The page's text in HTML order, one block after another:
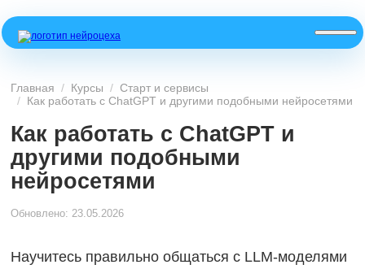
Главная Курсы
Старт и сервисы
Как работать с ChatGPT и другими подобными нейросетями
Как работать с ChatGPT и
другими подобными
нейросетями
Обновлено: 23.05.2026
Научитесь правильно общаться с LLM-моделями